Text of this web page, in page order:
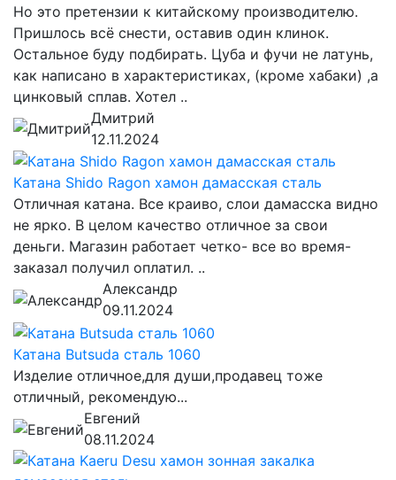
Но это претензии к китайскому производителю.
Пришлось всё снести, оставив один клинок.
Остальное буду подбирать. Цуба и фучи не латунь,
как написано в характеристиках, (кроме хабаки) ,а
цинковый сплав. Хотел ..
Дмитрий
12.11.2024
Катана Shido Ragon хамон дамасская сталь
Отличная катана. Все краиво, слои дамасска видно
не ярко. В целом качество отличное за свои
деньги. Магазин работает четко- все во время-
заказал получил оплатил. ..
Александр
09.11.2024
Катана Butsuda сталь 1060
Изделие отличное,для души,продавец тоже
отличный, рекомендую...
Евгений
08.11.2024